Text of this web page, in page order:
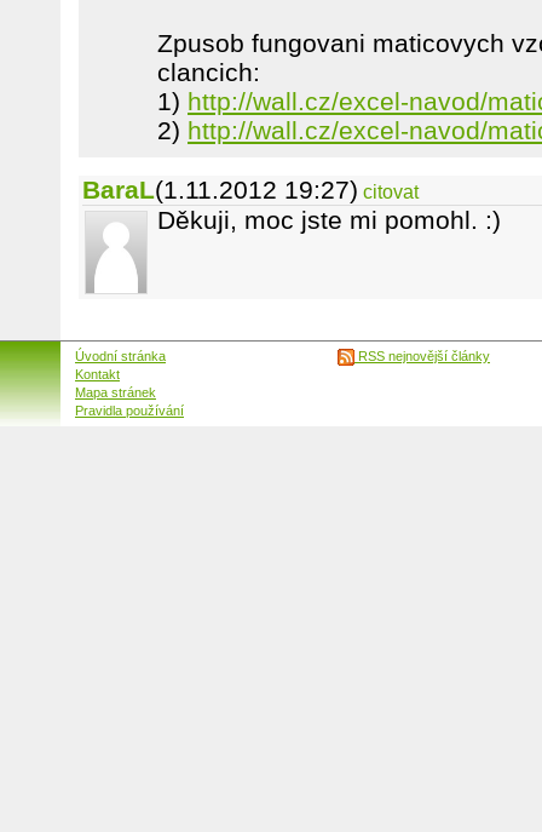
Zpusob fungovani maticovych
clancich:
1) http://wall.cz/excel-navod/
2) http://wall.cz/excel-navod/
BaraL(1.11.2012 19:27) citovat
Děkuji, moc jste mi pomohl. :)
Úvodní stránka
Kontakt
Mapa stránek
Pravidla používání
RSS nejnovější články